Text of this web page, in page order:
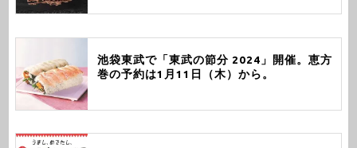
池袋東武で「東武の節分 2024」開催。恵方
巻の予約は1月11日（木）から。